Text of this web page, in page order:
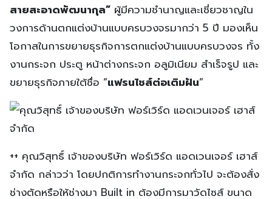
สายสะอาดพัฒนากุล” ผู้มีความชำนาญและเชี่ยวชาญใน
วงการด้านตกแต่งบ้านแบบครบวงจรมากว่า 5 ปี มองเห็น
โอกาสในการขยายธุรกิจการตกแต่งบ้านแบบครบวงจร ทั้ง
งานกระจก ประตู หน้าต่างกระจก อลูมิเนียม สำเร็จรูป และ
ขยายธุรกิจภายใต้ชื่อ “แฟรนไชส์ต่อเติมฝัน”
++ คุณวิสุทธิ์ เจ้าของบริษัท ฟอร์เวิร์ด แอดเวนเจอร์ เฮาส์
จำกัด กล่าวว่า โดยปกติการทำงานกระจกทั่วไป จะต้องสั่ง
ช่างตัดหรือให้ช่างมา Built in ต้องมีการมาวัดไซส์ ขนาด